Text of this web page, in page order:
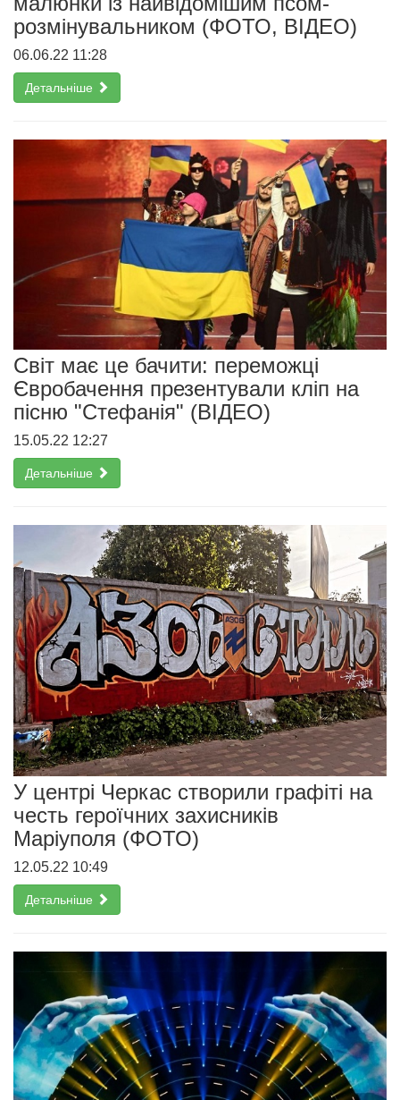
розмінувальником (ФОТО, ВІДЕО)
06.06.22 11:28
Детальніше
Світ має це бачити: переможці
Євробачення презентували кліп на
пісню "Стефанія" (ВІДЕО)
15.05.22 12:27
Детальніше
У центрі Черкас створили графіті на
честь героїчних захисників
Маріуполя (ФОТО)
12.05.22 10:49
Детальніше